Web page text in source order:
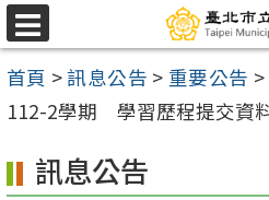
跳
至
主
要
容
選
單
首頁 >訊息公告 > 重要公告 >
112-2學期 學習歷程提交資
訊息公告